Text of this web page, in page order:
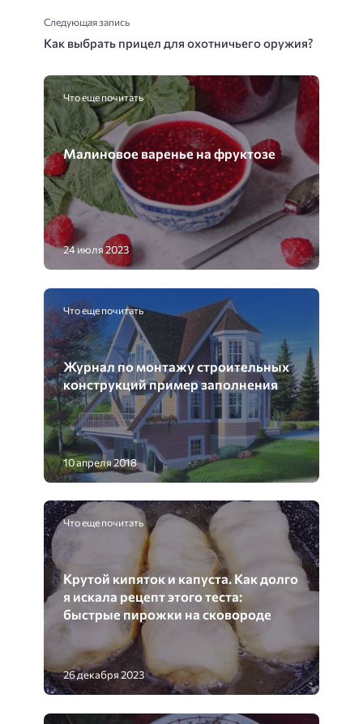
Следующая запись
Как выбрать прицел для охотничьего оружия?
Что еще почитать
Малиновое варенье на фруктозе
24 июля 2023
Что еще почитать
Журнал по монтажу строительных
конструкций пример заполнения
10 апреля 2018
Что еще почитать
Крутой кипяток и капуста. Как долго
я искала рецепт этого теста:
быстрые пирожки на сковороде
26 декабря 2023